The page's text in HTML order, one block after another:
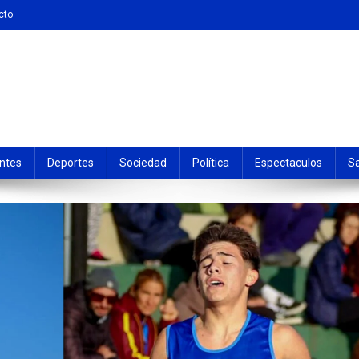
Deportes Sociedad Política Espectaculos